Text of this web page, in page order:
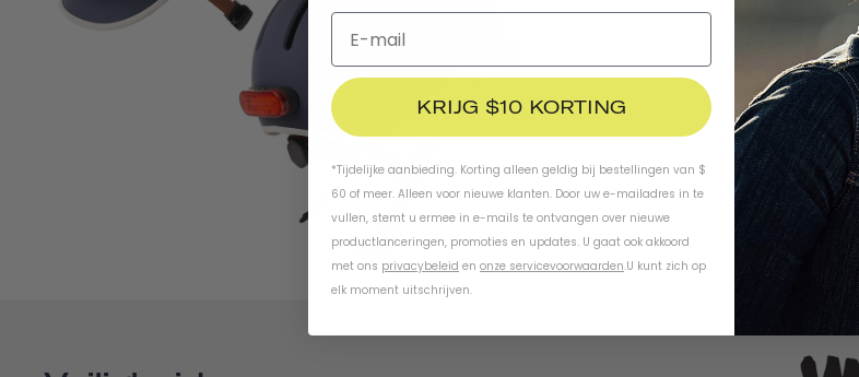
KRIJG $10 KORTING
*Tijdelijke aanbieding. Korting alleen geldig bij bestellingen van $
60 of meer. Alleen voor nieuwe klanten. Door uw e-mailadres in te
vullen, stemt u ermee in e-mails te ontvangen over nieuwe
productlanceringen, promoties en updates. U gaat ook akkoord
met ons privacybeleid en onze servicevoorwaarden.U kunt zich op
elk moment uitschrijven.